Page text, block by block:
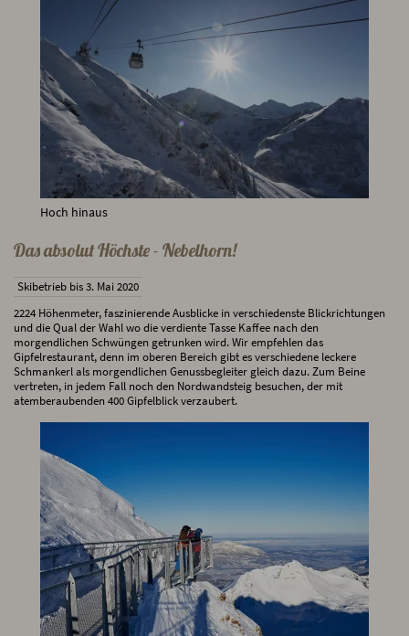
Hoch hinaus
Das absolut Höchste - Nebelhorn!
Skibetrieb bis 3. Mai 2020
2224 Höhenmeter, faszinierende Ausblicke in verschiedenste Blickrichtungen
und die Qual der Wahl wo die verdiente Tasse Kaffee nach den
morgendlichen Schwüngen getrunken wird. Wir empfehlen das
Gipfelrestaurant, denn im oberen Bereich gibt es verschiedene leckere
Schmankerl als morgendlichen Genussbegleiter gleich dazu. Zum Beine
vertreten, in jedem Fall noch den Nordwandsteig besuchen, der mit
atemberaubenden 400 Gipfelblick verzaubert.